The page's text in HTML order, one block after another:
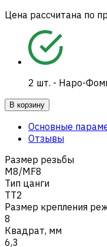
Цена рассчитана по
2 шт. - Наро-
В корзину
Основные
Отзывы
Размер резьбы
M8/MF8
Тип цанги
TT2
Размер крепления
8
Квадрат, мм
6,3